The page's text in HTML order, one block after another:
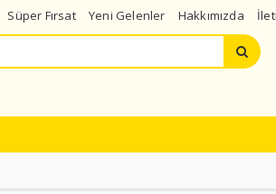
Süper Fırsat Yeni Gelenler Hakkımızda